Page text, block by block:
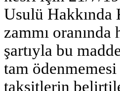
Usulü Hakkında
zammı
şartıyla bu
tam
taksitlerin